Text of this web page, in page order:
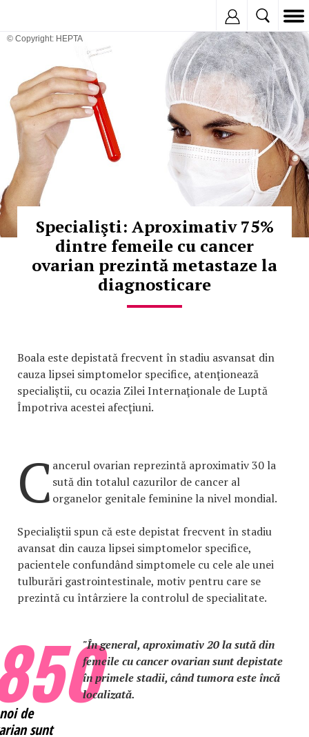
© Copyright: HEPTA
Specialişti: Aproximativ 75%
dintre femeile cu cancer
ovarian prezintă metastaze la
diagnosticare
Boala este depistată frecvent în stadiu asvansat din
cauza lipsei simptomelor specifice, atenţionează
specialiştii, cu ocazia Zilei Internaţionale de Luptă
Împotriva acestei afecţiuni.
C ancerul ovarian reprezintă aproximativ 30 la
sută din totalul cazurilor de cancer al
organelor genitale feminine la nivel mondial.
Specialiştii spun că este depistat frecvent în stadiu
avansat din cauza lipsei simptomelor specifice,
pacientele confundând simptomele cu cele ale unei
tulburări gastrointestinale, motiv pentru care se
prezintă cu întârziere la controlul de specialitate.
de
sunt
"În general, aproximativ 20 la sută din
femeile cu cancer ovarian sunt depistate
în primele stadii, când tumora este încă
localizată.